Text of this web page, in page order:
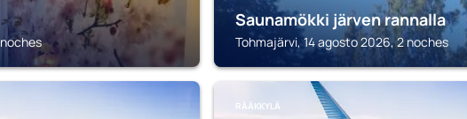
Saunamökki järven rannalla
Tohmajärvi, 14 agosto 2026, 2 noches
RÄÄKKYLÄ